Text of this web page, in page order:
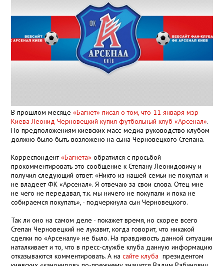
В прошлом месяце«Багнет» писал о том, что 11 января мэр
Киева Леонид Черновецкий купил футбольный клуб «Арсенал».
По предположениям киевских масс-медиа руководство клубом
должно было быть возложено на сына Черновецкого Степана.
Корреспондент«Багнета» обратился с просьбой
прокомментировать это сообщение к Степану Леонидовичу и
получил следующий ответ: «Никто из нашей семьи не покупал и
не владеет ФК «Арсенал». Я отвечаю за свои слова. Отец мне
не чего не передавал, т.к. мы ничего не покупали и пока не
собираемся покупать», - подчеркнула сын Черновецкого.
Так ли оно на самом деле - покажет время, но скорее всего
Степан Черновецкий не лукавит, когда говорит, что никакой
сделки по «Арсеналу» не было. На правдивость данной ситуации
наталкивает и то, что в пресс-службе клуба данную информацию
отказываются комментировать. А насайте клуба президентом